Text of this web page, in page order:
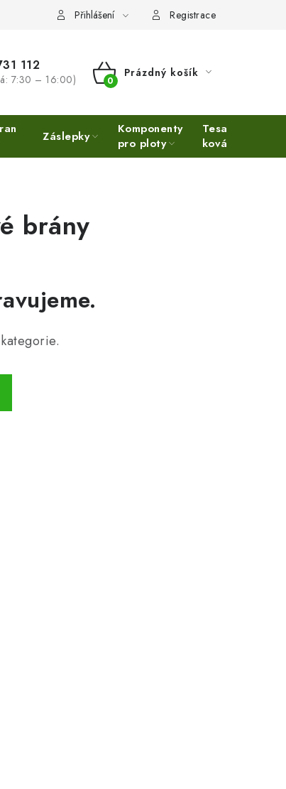
Přihlášení Registrace
112
7:30 – 16:00)
NÁKUPNÍ
KOŠÍK
Prázdný košík
Záslepky
Komponenty
pro ploty
Tesařské
kování
brány